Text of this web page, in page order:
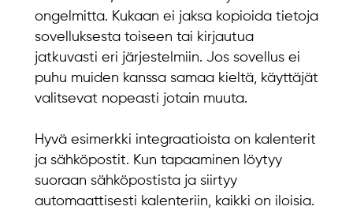
ongelmitta. Kukaan ei jaksa kopioida tietoja
sovelluksesta toiseen tai kirjautua
jatkuvasti eri järjestelmiin. Jos sovellus ei
puhu muiden kanssa samaa kieltä, käyttäjät
valitsevat nopeasti jotain muuta.
Hyvä esimerkki integraatioista on kalenterit
ja sähköpostit. Kun tapaaminen löytyy
suoraan sähköpostista ja siirtyy
automaattisesti kalenteriin, kaikki on iloisia.